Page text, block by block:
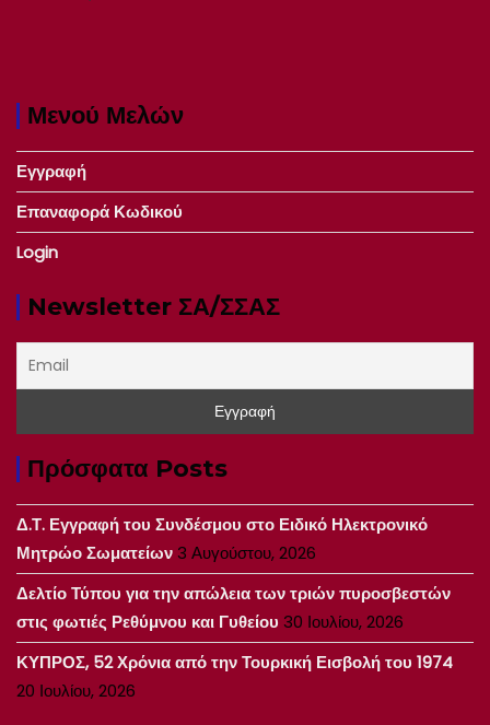
Μενού Μελών
Εγγραφή
Επαναφορά Κωδικού
Login
Newsletter ΣΑ/ΣΣΑΣ
Πρόσφατα Posts
Δ.Τ. Εγγραφή του Συνδέσμου στο Ειδικό Ηλεκτρονικό
Μητρώο Σωματείων3 Αυγούστου, 2026
Δελτίο Τύπου για την απώλεια των τριών πυροσβεστών
στις φωτιές Ρεθύμνου και Γυθείου 30 Ιουλίου, 2026
ΚΥΠΡΟΣ, 52 Χρόνια από την Τουρκική Εισβολή του 1974
20 Ιουλίου, 2026